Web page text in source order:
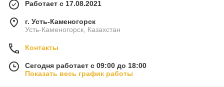
Работает с 17.08.2021
г. Усть-Каменогорск
Усть-Каменогорск, Казахстан
Контакты
Сегодня работает с 09:00 до 18:00
Показать весь график работы